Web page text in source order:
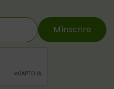
M'inscrire